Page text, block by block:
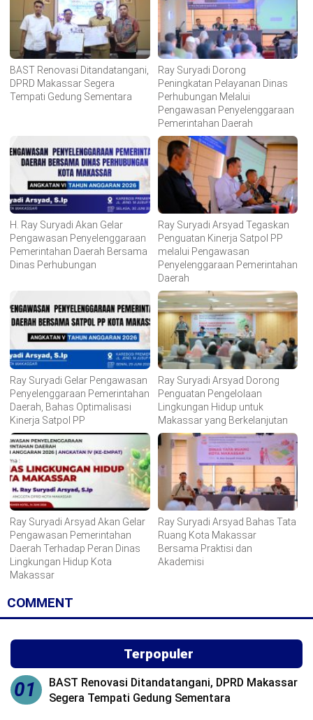
BAST Renovasi Ditandatangani,
DPRD Makassar Segera
Tempati Gedung Sementara
Ray Suryadi Dorong
Peningkatan Pelayanan Dinas
Perhubungan Melalui
Pengawasan Penyelenggaraan
Pemerintahan Daerah
H. Ray Suryadi Akan Gelar
Pengawasan Penyelenggaraan
Pemerintahan Daerah Bersama
Dinas Perhubungan
Ray Suryadi Arsyad Tegaskan
Penguatan Kinerja Satpol PP
melalui Pengawasan
Penyelenggaraan Pemerintahan
Daerah
Ray Suryadi Gelar Pengawasan
Penyelenggaraan Pemerintahan
Daerah, Bahas Optimalisasi
Kinerja Satpol PP
Ray Suryadi Arsyad Dorong
Penguatan Pengelolaan
Lingkungan Hidup untuk
Makassar yang Berkelanjutan
Ray Suryadi Arsyad Akan Gelar
Pengawasan Pemerintahan
Daerah Terhadap Peran Dinas
Lingkungan Hidup Kota
Makassar
Ray Suryadi Arsyad Bahas Tata
Ruang Kota Makassar
Bersama Praktisi dan
Akademisi
COMMENT
Terpopuler
01
BAST Renovasi Ditandatangani, DPRD Makassar
Segera Tempati Gedung Sementara